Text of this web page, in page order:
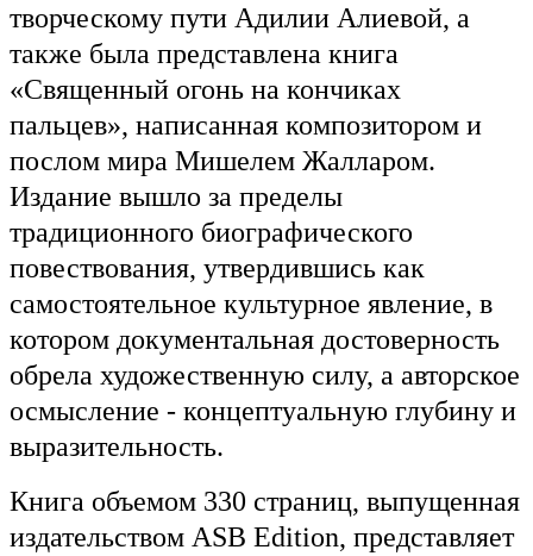
творческому пути Адилии Алиевой, а
также была представлена книга
«Священный огонь на кончиках
пальцев», написанная композитором и
послом мира Мишелем Жалларом.
Издание вышло за пределы
традиционного биографического
повествования, утвердившись как
самостоятельное культурное явление, в
котором документальная достоверность
обрела художественную силу, а авторское
осмысление - концептуальную глубину и
выразительность.
Книга объемом 330 страниц, выпущенная
издательством ASB Edition, представляет